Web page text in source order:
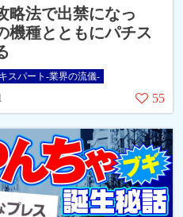
略法で出禁になっ
機種とともにパチス
スパート-業界の流儀-
55